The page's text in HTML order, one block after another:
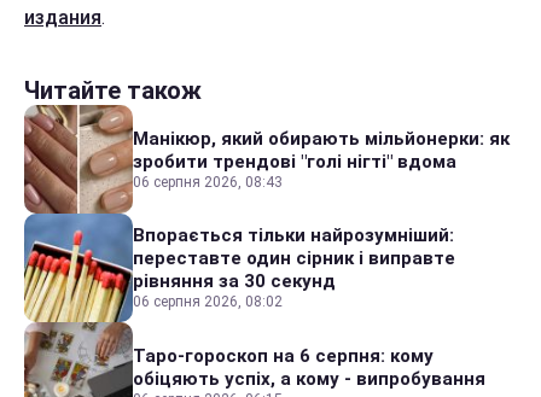
издания.
Читайте також
Манікюр, який обирають мільйонерки: як
зробити трендові "голі нігті" вдома
06 серпня 2026, 08:43
Впорається тільки найрозумніший:
переставте один сірник і виправте
рівняння за 30 секунд
06 серпня 2026, 08:02
Таро-гороскоп на 6 серпня: кому
обіцяють успіх, а кому - випробування